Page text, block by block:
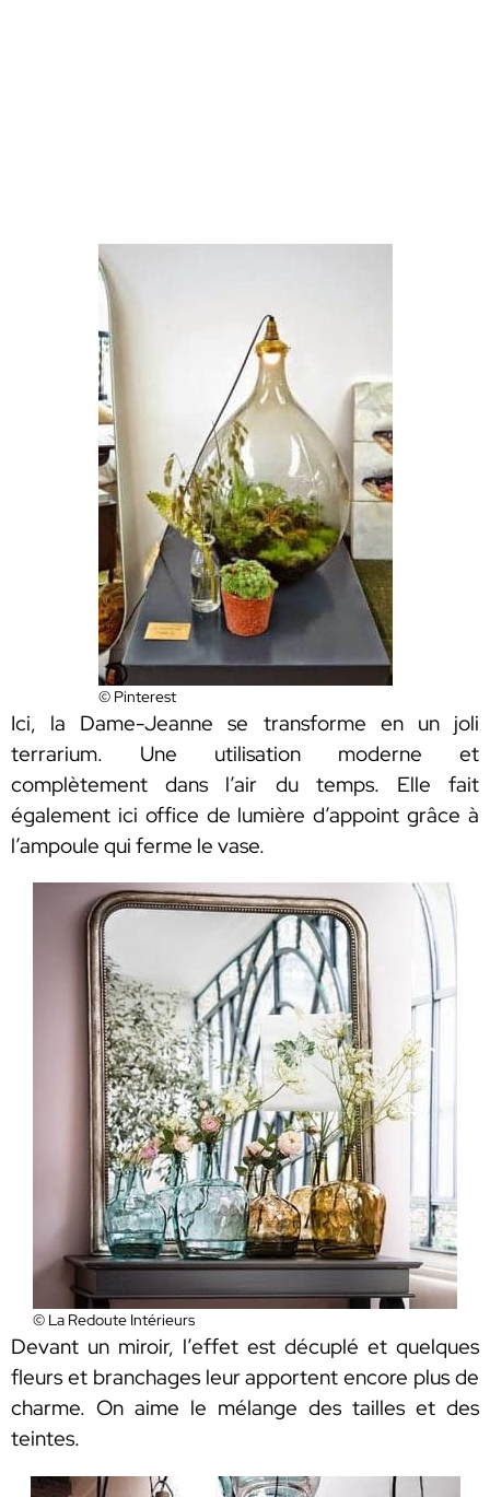
© Pinterest
Ici, la Dame-Jeanne se transforme en un joli
terrarium. Une utilisation moderne et
complètement dans l’air du temps. Elle fait
également ici office de lumière d’appoint grâce à
l’ampoule qui ferme le vase.
© La Redoute Intérieurs
Devant un miroir, l’effet est décuplé et quelques
fleurs et branchages leur apportent encore plus de
charme. On aime le mélange des tailles et des
teintes.